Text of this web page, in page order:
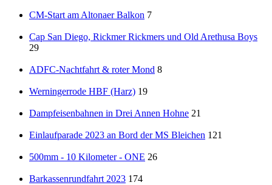
CM-Start am Altonaer Balkon 7
Cap San Diego, Rickmer Rickmers und Old Arethusa Boys
29
ADFC-Nachtfahrt & roter Mond 8
Werningerrode HBF (Harz) 19
Dampfeisenbahnen in Drei Annen Hohne 21
Einlaufparade 2023 an Bord der MS Bleichen 121
500mm - 10 Kilometer - ONE 26
Barkassenrundfahrt 2023 174